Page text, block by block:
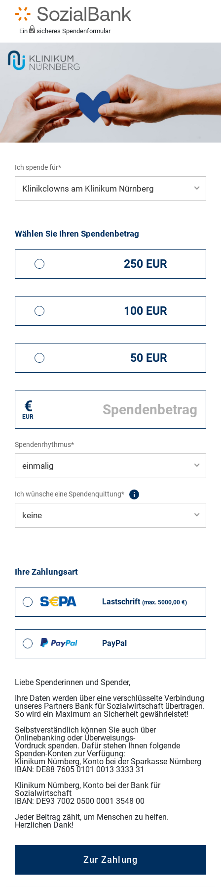
Ein sicheres Spendenformular
Ich spende für*
Wählen Sie Ihren Spendenbetrag
250 EUR
100 EUR
50 EUR
€
EUR
Spendenrhythmus*
Ich wünsche eine Spendenquittung*
Ihre Zahlungsart
Lastschrift (max. 5000,00 €)
PayPal
Liebe Spenderinnen und Spender,
Ihre Daten werden über eine verschlüsselte Verbindung
unseres Partners Bank für Sozialwirtschaft übertragen.
So wird ein Maximum an Sicherheit gewährleistet!
Selbstverständlich können Sie auch über
Onlinebanking oder Überweisungs-
Vordruck spenden. Dafür stehen Ihnen folgende
Spenden-Konten zur Verfügung:
Klinikum Nürnberg, Konto bei der Sparkasse Nürnberg
IBAN: DE88 7605 0101 0013 3333 31
Klinikum Nürnberg, Konto bei der Bank für
Sozialwirtschaft
IBAN: DE93 7002 0500 0001 3548 00
Jeder Beitrag zählt, um Menschen zu helfen.
Herzlichen Dank!
Zur Zahlung